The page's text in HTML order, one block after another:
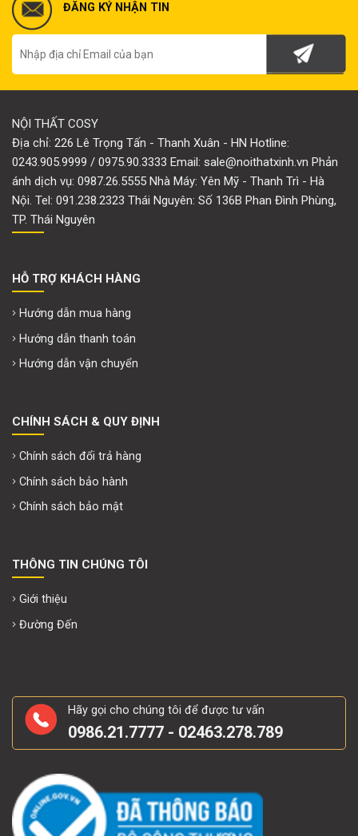
ĐĂNG KÝ NHẬN TIN
NỘI THẤT COSY
Địa chỉ: 226 Lê Trọng Tấn - Thanh Xuân - HN Hotline:
0243.905.9999 / 0975.90.3333 Email: sale@noithatxinh.vn Phản
ánh dịch vụ: 0987.26.5555 Nhà Máy: Yên Mỹ - Thanh Trì - Hà
Nội. Tel: 091.238.2323 Thái Nguyên: Số 136B Phan Đình Phùng,
TP. Thái Nguyên
HỖ TRỢ KHÁCH HÀNG
Hướng dẫn mua hàng
Hướng dẫn thanh toán
Hướng dẫn vận chuyển
CHÍNH SÁCH & QUY ĐỊNH
Chính sách đổi trả hàng
Chính sách bảo hành
Chính sách bảo mật
THÔNG TIN CHÚNG TÔI
Giới thiệu
Đường Đến
Hãy gọi cho chúng tôi để được tư vấn
0986.21.7777 - 02463.278.789